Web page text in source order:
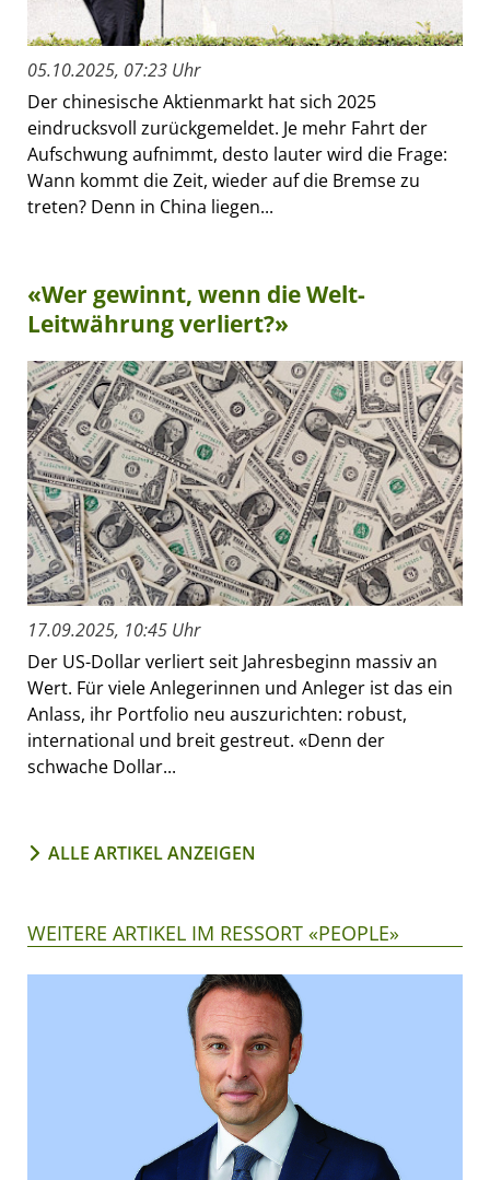
05.10.2025, 07:23 Uhr
Der chinesische Aktienmarkt hat sich 2025
eindrucksvoll zurückgemeldet. Je mehr Fahrt der
Aufschwung aufnimmt, desto lauter wird die Frage:
Wann kommt die Zeit, wieder auf die Bremse zu
treten? Denn in China liegen...
«Wer gewinnt, wenn die Welt-
Leitwährung verliert?»
17.09.2025, 10:45 Uhr
Der US-Dollar verliert seit Jahresbeginn massiv an
Wert. Für viele Anlegerinnen und Anleger ist das ein
Anlass, ihr Portfolio neu auszurichten: robust,
international und breit gestreut. «Denn der
schwache Dollar...
ALLE ARTIKEL ANZEIGEN
WEITERE ARTIKEL IM RESSORT «PEOPLE»